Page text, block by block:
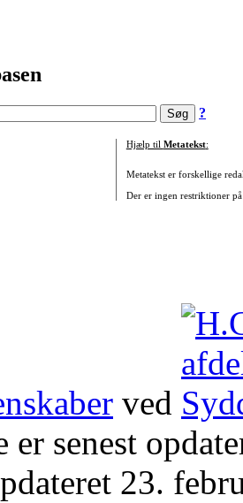
?
Hjælp til Metatekst:
Metatekst er forskellige
Der er ingen restriktioner
ved
er senest
23.